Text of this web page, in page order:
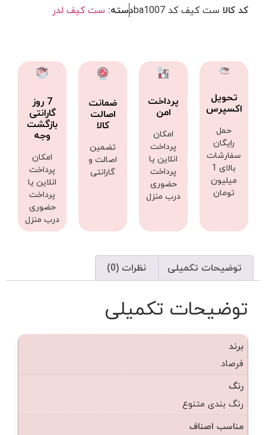
کد کالا ست کیف کد ba1007 دسته: ست کیف لدر
تحویل
اکسپرس
حمل
رایگان
سفارشات
بالای 1
میلیون
تومان
پرداخت
امن
امکان
پرداخت
انلاین یا
پرداخت
حضوری
درب منزل
ضمانت
اصالت
کالا
تضمین
اصالت و
گارانتی
7 روز
گارانتی
بازگشت
وجه
امکان
پرداخت
انلاین یا
پرداخت
حضوری
درب منزل
توضیحات تکمیلی نظرات (0)
توضیحات تکمیلی
برند
فرصاد
رنگ
رنگ بندی متنوع
مناسب اصناف